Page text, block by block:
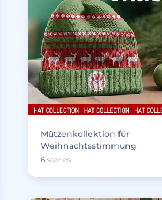
Mützenkollektion für
Weihnachtsstimmung
6 scenes